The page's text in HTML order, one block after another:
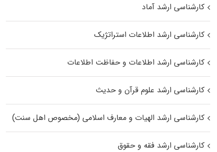
کارشناسی ارشد آماد
کارشناسی ارشد اطلاعات استراتژیک
کارشناسی ارشد اطلاعات و حفاظت اطلاعات
کارشناسی ارشد علوم قرآن و حدیث
کارشناسی ارشد الهیات و معارف اسلامی (مخصوص اهل سنت)
کارشناسی ارشد فقه و حقوق